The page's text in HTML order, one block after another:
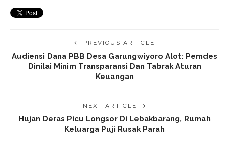
PREVIOUS ARTICLE
Audiensi Dana PBB Desa Garungwiyoro Alot: Pemdes
Dinilai Minim Transparansi Dan Tabrak Aturan
Keuangan
NEXT ARTICLE
Hujan Deras Picu Longsor Di Lebakbarang, Rumah
Keluarga Puji Rusak Parah